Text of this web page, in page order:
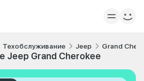
Техобслуживание Jeep Grand
Jeep Grand Cherokee